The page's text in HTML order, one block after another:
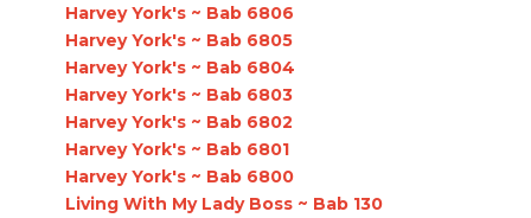
Harvey York's ~ Bab 6806
Harvey York's ~ Bab 6805
Harvey York's ~ Bab 6804
Harvey York's ~ Bab 6803
Harvey York's ~ Bab 6802
Harvey York's ~ Bab 6801
Harvey York's ~ Bab 6800
Living With My Lady Boss ~ Bab 130